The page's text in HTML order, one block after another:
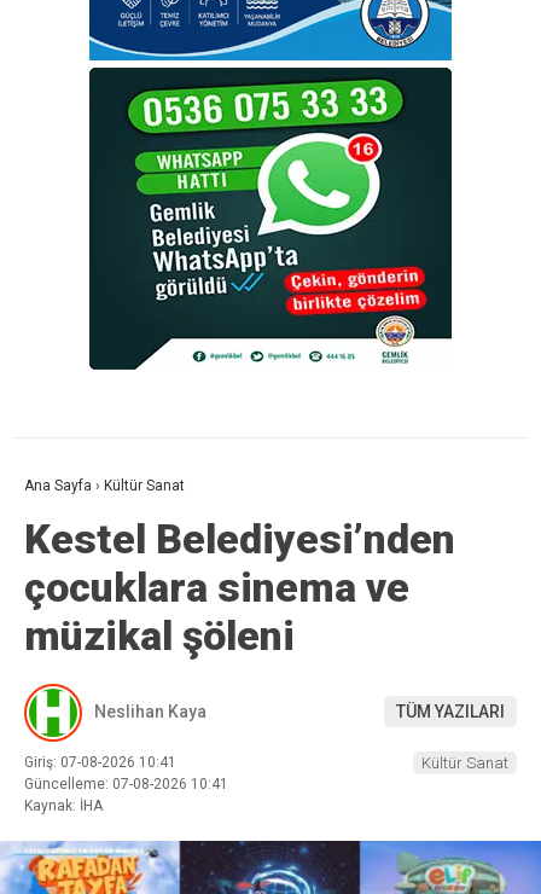
Ana Sayfa › Kültür Sanat
Kestel Belediyesi’nden
çocuklara sinema ve
müzikal şöleni
Neslihan Kaya TÜM YAZILARI
Giriş: 07-08-2026 10:41
Güncelleme: 07-08-2026 10:41
Kaynak: İHA
Kültür Sanat